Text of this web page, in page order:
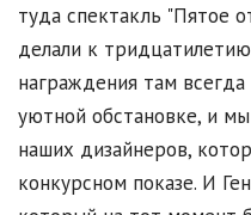
туда спектакль "Пятое
делали к
награждения там
уютной обстановке, и
наших дизайнеров,
конкурсном показе. И